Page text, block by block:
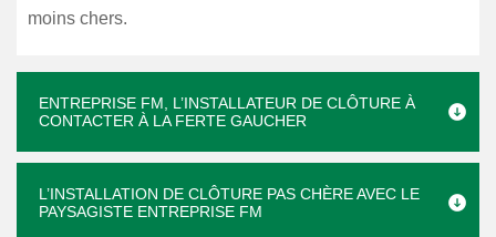
moins chers.
ENTREPRISE FM, L’INSTALLATEUR DE CLÔTURE À
CONTACTER À LA FERTE GAUCHER
L’INSTALLATION DE CLÔTURE PAS CHÈRE AVEC LE
PAYSAGISTE ENTREPRISE FM